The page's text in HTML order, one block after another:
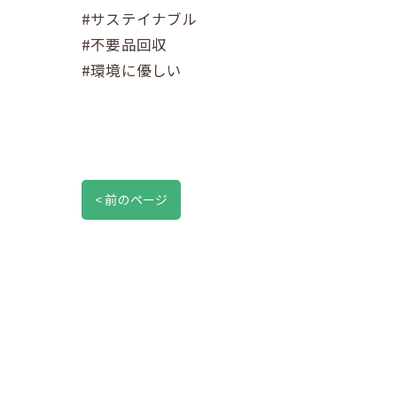
#サステイナブル
#不要品回収
#環境に優しい
< 前のページ